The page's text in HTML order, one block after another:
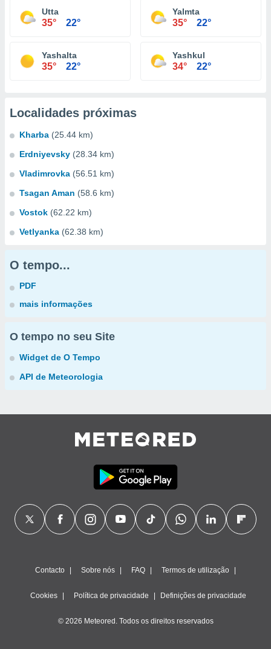
Utta
35° 22°
Yalmta
35° 22°
Yashalta
35° 22°
Yashkul
34° 22°
Localidades próximas
Kharba (25.44 km)
Erdniyevsky (28.34 km)
Vladimrovka (56.51 km)
Tsagan Aman (58.6 km)
Vostok (62.22 km)
Vetlyanka (62.38 km)
O tempo...
PDF
mais informações
O tempo no seu Site
Widget de O Tempo
API de Meteorologia
Contacto Sobre nós FAQ Termos de utilização
Cookies Política de privacidade Definições de privacidade
© 2026 Meteored. Todos os direitos reservados